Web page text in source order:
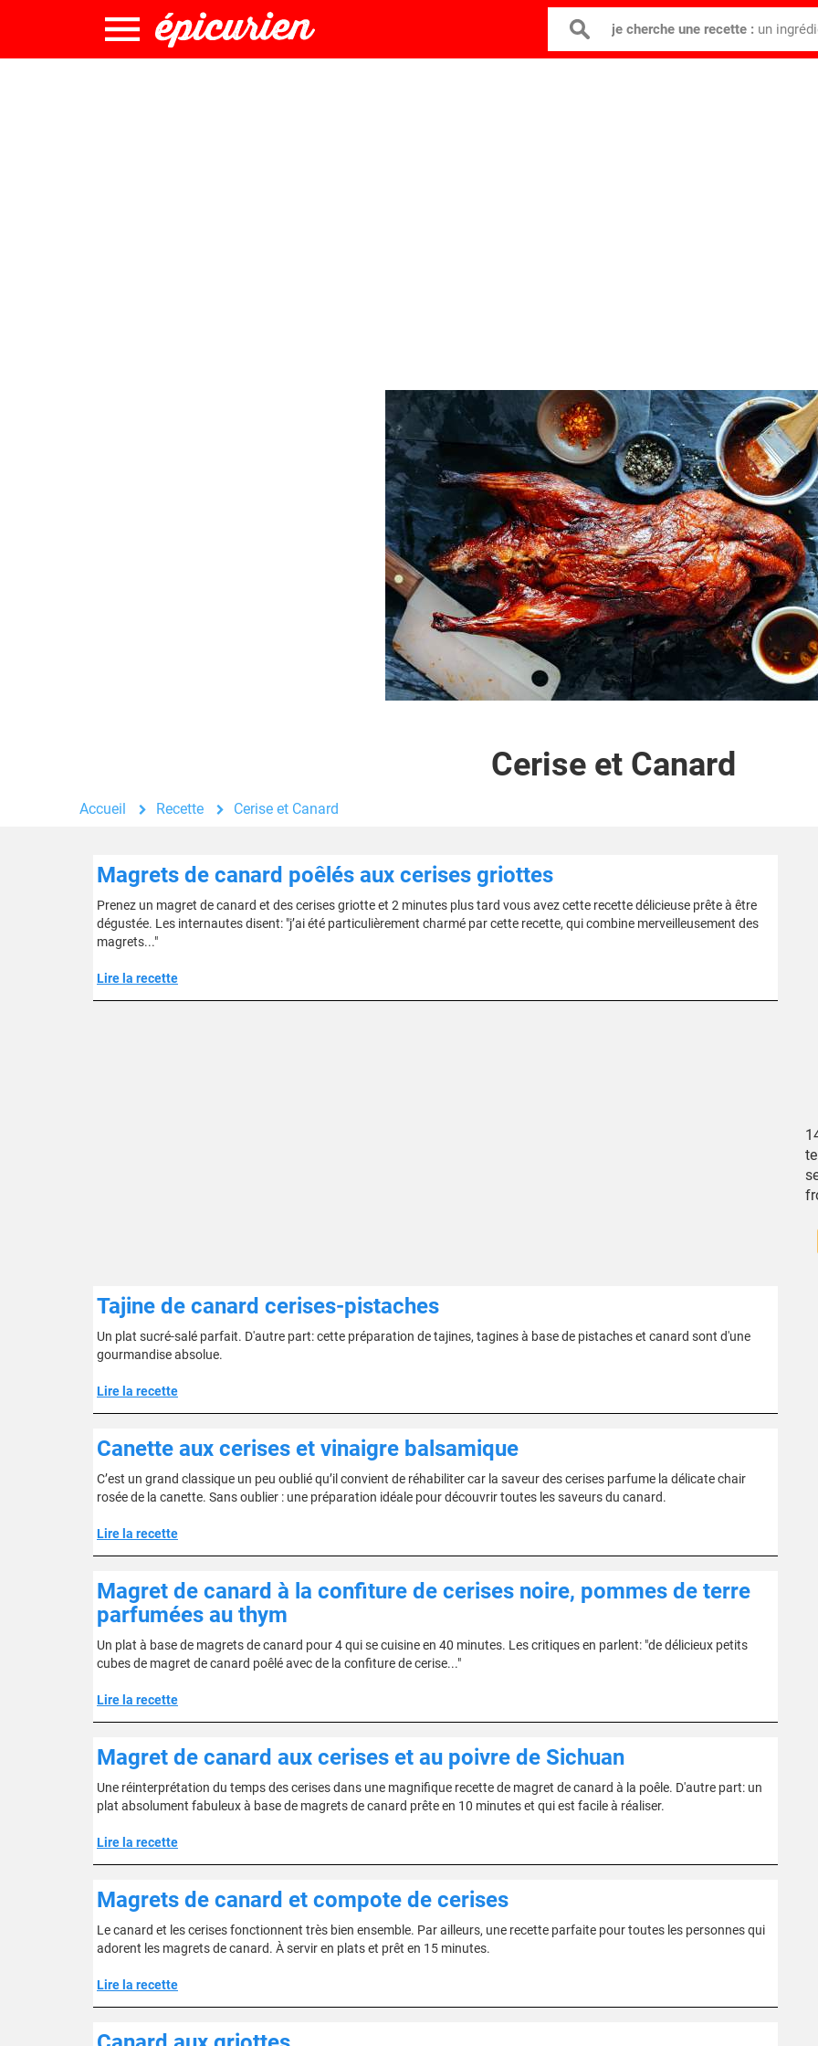
je cherche une recette : un
Cerise et Canard
Accueil Recette Cerise et Canard
Magrets de canard poêlés aux cerises griottes
Prenez un magret de canard et des cerises griotte et 2 minutes plus tard vous avez cette recette délicieuse prête à être
dégustée. Les internautes disent: "j’ai été particulièrement charmé par cette recette, qui combine merveilleusement des
magrets..."
Lire la recette
Tajine de canard cerises-pistaches
Un plat sucré-salé parfait. D'autre part: cette préparation de tajines, tagines à base de pistaches et canard sont d'une
gourmandise absolue.
Lire la recette
Canette aux cerises et vinaigre balsamique
C’est un grand classique un peu oublié qu’il convient de réhabiliter car la saveur des cerises parfume la délicate chair
rosée de la canette. Sans oublier : une préparation idéale pour découvrir toutes les saveurs du canard.
Lire la recette
Magret de canard à la confiture de cerises noire, pommes de terre
parfumées au thym
Un plat à base de magrets de canard pour 4 qui se cuisine en 40 minutes. Les critiques en parlent: "de délicieux petits
cubes de magret de canard poêlé avec de la confiture de cerise..."
Lire la recette
Magret de canard aux cerises et au poivre de Sichuan
Une réinterprétation du temps des cerises dans une magnifique recette de magret de canard à la poêle. D'autre part: un
plat absolument fabuleux à base de magrets de canard prête en 10 minutes et qui est facile à réaliser.
Lire la recette
Magrets de canard et compote de cerises
Le canard et les cerises fonctionnent très bien ensemble. Par ailleurs, une recette parfaite pour toutes les personnes qui
adorent les magrets de canard. À servir en plats et prêt en 15 minutes.
Lire la recette